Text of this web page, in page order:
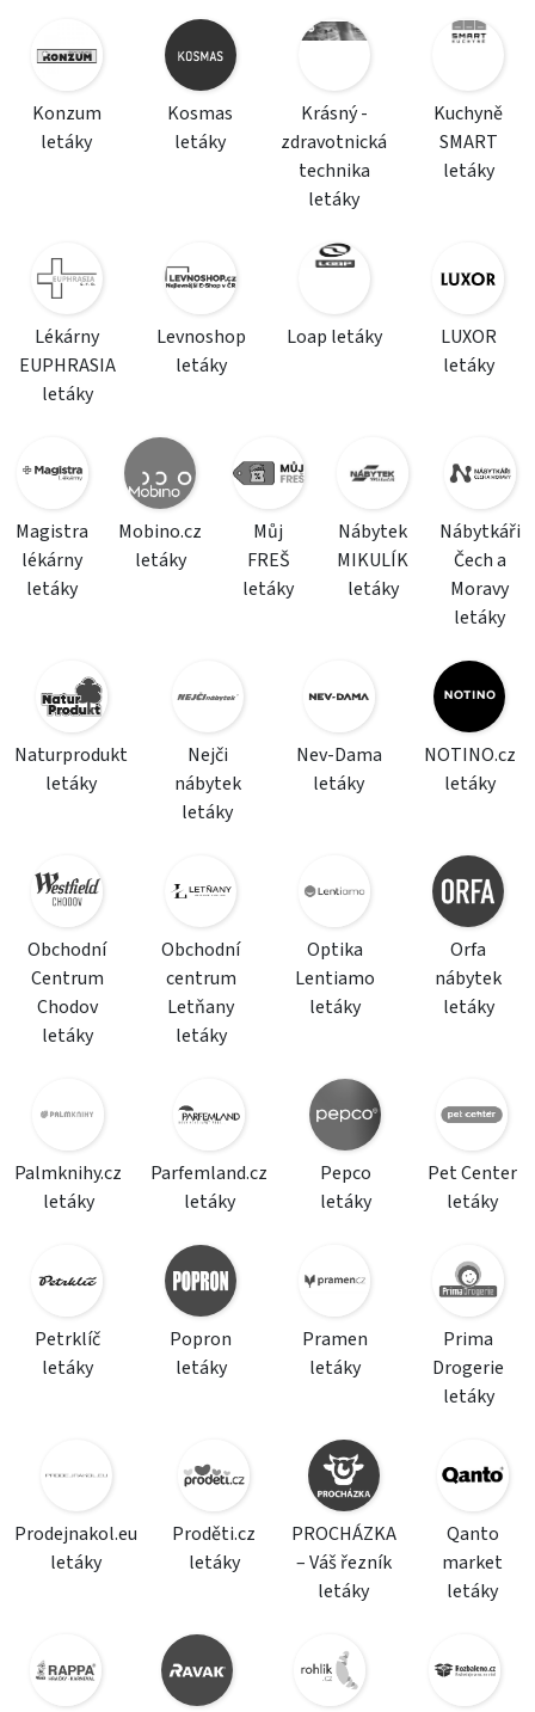
Konzum
letáky
Kosmas
letáky
Krásný -
zdravotnická
technika
letáky
Kuchyně
SMART
letáky
Lékárny
EUPHRASIA
letáky
Levnoshop
letáky
Loap letáky
LUXOR
letáky
Magistra
lékárny
letáky
Mobino.cz
letáky
Můj
FREŠ
letáky
Nábytek
MIKULÍK
letáky
Nábytkáři
Čech a
Moravy
letáky
Naturprodukt
letáky
Nejči
nábytek
letáky
Nev-Dama
letáky
NOTINO.cz
letáky
Obchodní
Centrum
Chodov
letáky
Obchodní
centrum
Letňany
letáky
Optika
Lentiamo
letáky
Orfa
nábytek
letáky
Palmknihy.cz
letáky
Parfemland.cz
letáky
Pepco
letáky
Pet Center
letáky
Petrklíč
letáky
Popron
letáky
Pramen
letáky
Prima
Drogerie
letáky
Prodejnakol.eu
letáky
Proděti.cz
letáky
PROCHÁZKA
– Váš řezník
letáky
Qanto
market
letáky